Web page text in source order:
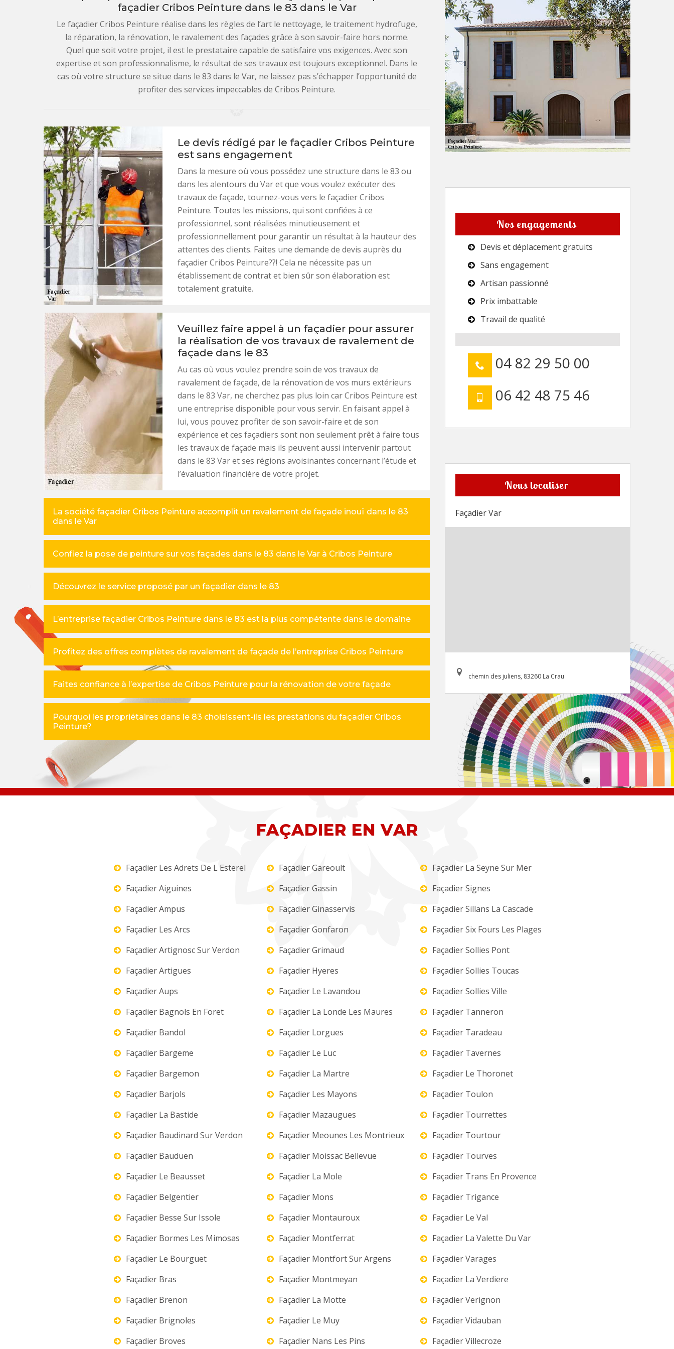
façadier Cribos Peinture dans le 83 dans le Var
Le façadier Cribos Peinture réalise dans les règles de l’art le nettoyage, le traitement hydrofuge,
la réparation, la rénovation, le ravalement des façades grâce à son savoir-faire hors norme.
Quel que soit votre projet, il est le prestataire capable de satisfaire vos exigences. Avec son
expertise et son professionnalisme, le résultat de ses travaux est toujours exceptionnel. Dans le
cas où votre structure se situe dans le 83 dans le Var, ne laissez pas s’échapper l’opportunité de
profiter des services impeccables de Cribos Peinture.
Le devis rédigé par le façadier Cribos Peinture
est sans engagement
Dans la mesure où vous possédez une structure dans le 83 ou
dans les alentours du Var et que vous voulez exécuter des
travaux de façade, tournez-vous vers le façadier Cribos
Peinture. Toutes les missions, qui sont confiées à ce
professionnel, sont réalisées minutieusement et
professionnellement pour garantir un résultat à la hauteur des
attentes des clients. Faites une demande de devis auprès du
façadier Cribos Peinture??! Cela ne nécessite pas un
établissement de contrat et bien sûr son élaboration est
totalement gratuite.
Veuillez faire appel à un façadier pour assurer
la réalisation de vos travaux de ravalement de
façade dans le 83
Au cas où vous voulez prendre soin de vos travaux de
ravalement de façade, de la rénovation de vos murs extérieurs
dans le 83 Var, ne cherchez pas plus loin car Cribos Peinture est
une entreprise disponible pour vous servir. En faisant appel à
lui, vous pouvez profiter de son savoir-faire et de son
expérience et ces façadiers sont non seulement prêt à faire tous
les travaux de façade mais ils peuvent aussi intervenir partout
dans le 83 Var et ses régions avoisinantes concernant l’étude et
l’évaluation financière de votre projet.
La société façadier Cribos Peinture accomplit un ravalement de façade inouï dans le 83
dans le Var
Confiez la pose de peinture sur vos façades dans le 83 dans le Var à Cribos Peinture
Découvrez le service proposé par un façadier dans le 83
L’entreprise façadier Cribos Peinture dans le 83 est la plus compétente dans le domaine
Profitez des offres complètes de ravalement de façade de l’entreprise Cribos Peinture
Faites confiance à l’expertise de Cribos Peinture pour la rénovation de votre façade
Pourquoi les propriétaires dans le 83 choisissent-ils les prestations du façadier Cribos
Peinture?
Nos engagements
Devis et déplacement gratuits
Sans engagement
Artisan passionné
Prix imbattable
Travail de qualité
04 82 29 50 00
06 42 48 75 46
Nous localiser
Façadier Var
chemin des juliens, 83260 La Crau
FAÇADIER EN VAR
Façadier Les Adrets De L Esterel
Façadier Aiguines
Façadier Ampus
Façadier Les Arcs
Façadier Artignosc Sur Verdon
Façadier Artigues
Façadier Aups
Façadier Bagnols En Foret
Façadier Bandol
Façadier Bargeme
Façadier Bargemon
Façadier Barjols
Façadier La Bastide
Façadier Baudinard Sur Verdon
Façadier Bauduen
Façadier Le Beausset
Façadier Belgentier
Façadier Besse Sur Issole
Façadier Bormes Les Mimosas
Façadier Le Bourguet
Façadier Bras
Façadier Brenon
Façadier Brignoles
Façadier Broves
Façadier Gareoult
Façadier Gassin
Façadier Ginasservis
Façadier Gonfaron
Façadier Grimaud
Façadier Hyeres
Façadier Le Lavandou
Façadier La Londe Les Maures
Façadier Lorgues
Façadier Le Luc
Façadier La Martre
Façadier Les Mayons
Façadier Mazaugues
Façadier Meounes Les Montrieux
Façadier Moissac Bellevue
Façadier La Mole
Façadier Mons
Façadier Montauroux
Façadier Montferrat
Façadier Montfort Sur Argens
Façadier Montmeyan
Façadier La Motte
Façadier Le Muy
Façadier Nans Les Pins
Façadier La Seyne Sur Mer
Façadier Signes
Façadier Sillans La Cascade
Façadier Six Fours Les Plages
Façadier Sollies Pont
Façadier Sollies Toucas
Façadier Sollies Ville
Façadier Tanneron
Façadier Taradeau
Façadier Tavernes
Façadier Le Thoronet
Façadier Toulon
Façadier Tourrettes
Façadier Tourtour
Façadier Tourves
Façadier Trans En Provence
Façadier Trigance
Façadier Le Val
Façadier La Valette Du Var
Façadier Varages
Façadier La Verdiere
Façadier Verignon
Façadier Vidauban
Façadier Villecroze